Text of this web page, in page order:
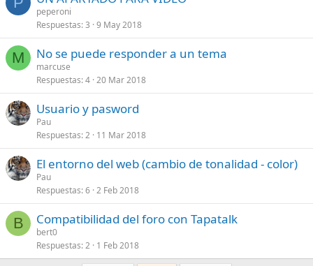
peperoni
Respuestas 3 9 May 2018
M No se puede responder a un tema
marcuse
Respuestas 4 20 Mar 2018
Usuario y pasword
Pau
Respuestas 2 11 Mar 2018
El entorno del web (cambio de tonalidad - color)
Pau
Respuestas 6 2 Feb 2018
B Compatibilidad del foro con Tapatalk
bert0
Respuestas 2 1 Feb 2018